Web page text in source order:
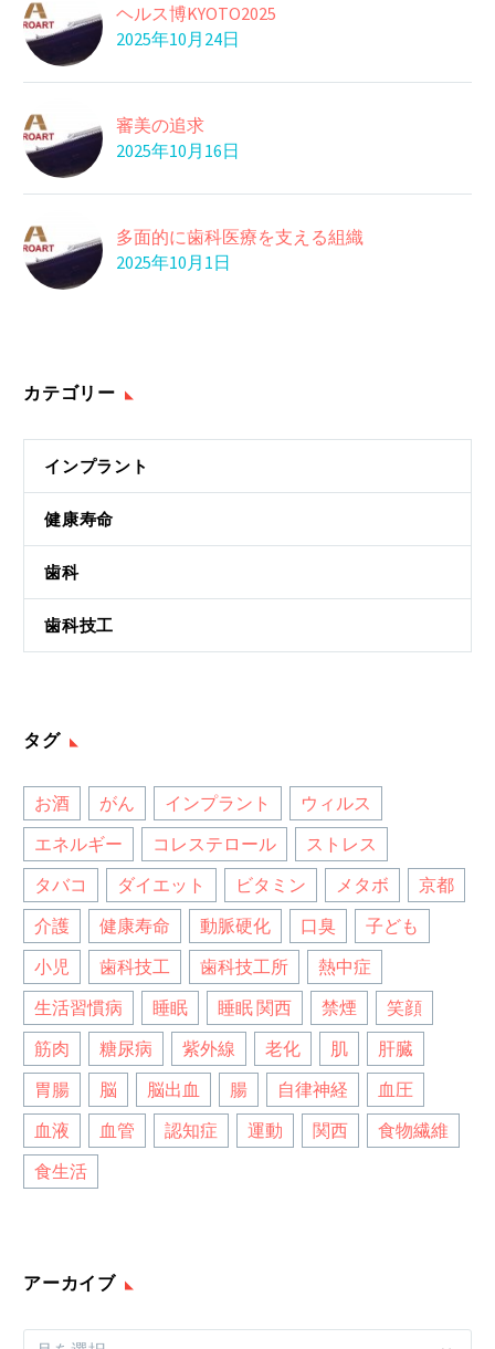
比べて抗酸化作用の
あ…
大豆に注目
大豆には「大豆オリゴ
よう
最近唾液が出にくな
…
16 7月 2016
就寝中は、カラダがリ
ラックスモードに切
り…
29 9月 2017
動脈硬化を予防
ヘルス博KYOTO2025
2025年10月24日
審美の追求
2025年10月16日
多面的に歯科医療を支える組織
2025年10月1日
カテゴリー
インプラント
健康寿命
歯科
歯科技工
タグ
お酒 がん インプラント
ウィルス
エネルギー
コレステロール
ストレス
タバコ
ダイエット ビタミン メタボ
京都
介護
健康寿命 動脈硬化 口臭
子ども
小児
歯科技工 歯科技工所
熱中症
生活習慣病
睡眠 睡眠 関西 禁煙
笑顔
筋肉
糖尿病 紫外線 老化 肌
肝臓
胃腸
脳 脳出血 腸 自律神経
血圧
血液
血管 認知症 運動 関西
食物繊維
食生活
アーカイブ